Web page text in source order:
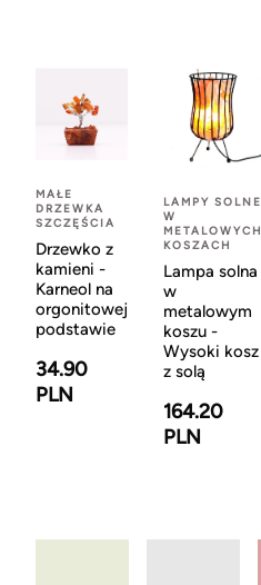
MAŁE
DRZEWKA
SZCZĘŚCIA
Drzewko z
kamieni -
Karneol na
orgonitowej
podstawie
34.90
PLN
LAMPY SOLNE
W
METALOWYCH
KOSZACH
Lampa solna
w
metalowym
koszu -
Wysoki kosz
z solą
164.20
PLN